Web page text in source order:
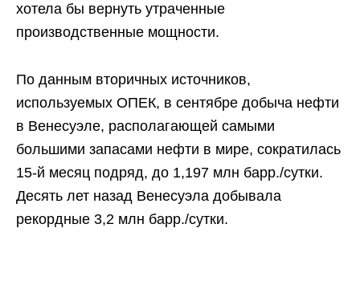
хотела бы вернуть утраченные
производственные мощности.
По данным вторичных источников,
используемых ОПЕК, в сентябре добыча нефти
в Венесуэле, располагающей самыми
большими запасами нефти в мире, сократилась
15-й месяц подряд, до 1,197 млн барр./сутки.
Десять лет назад Венесуэла добывала
рекордные 3,2 млн барр./сутки.